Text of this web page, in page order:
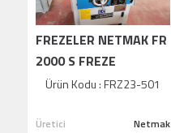
FREZELER NETMAK FR
2000 S FREZE
MAKİNASI
Ürün Kodu : FRZ23-501
Üretici
Netmak